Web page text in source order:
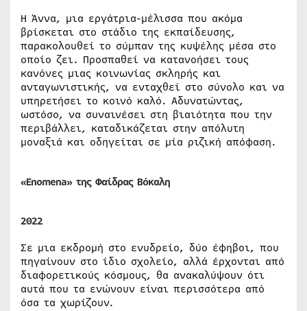
Η Άννα, μια εργάτρια-μέλισσα που ακόμα
βρίσκεται στο στάδιο της εκπαίδευσης,
παρακολουθεί το σύμπαν της κυψέλης μέσα στο
οποίο ζει. Προσπαθεί να κατανοήσει τους
κανόνες μιας κοινωνίας σκληρής και
ανταγωνιστικής, να ενταχθεί στο σύνολο και να
υπηρετήσει το κοινό καλό. Αδυνατώντας,
ωστόσο, να συναινέσει στη βιαιότητα που την
περιβάλλει, καταδικάζεται στην απόλυτη
μοναξιά και οδηγείται σε μία ριζική απόφαση.
«Enomena» της Φαίδρας Βόκαλη
2022
Σε μια εκδρομή στο ενυδρείο, δύο έφηβοι, που
πηγαίνουν στο ίδιο σχολείο, αλλά έρχονται από
διαφορετικούς κόσμους, θα ανακαλύψουν ότι
αυτά που τα ενώνουν είναι περισσότερα από
όσα τα χωρίζουν.